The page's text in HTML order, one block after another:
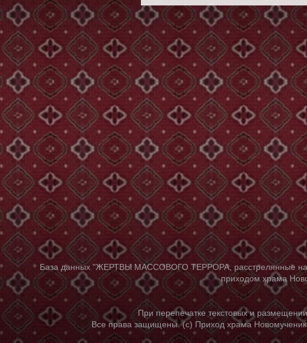
База данных "ЖЕРТВЫ МАССОВОГО ТЕРРОРА, расстрелянные на
приходом храма
При перепечатке текстовых и
Все права защищены. (с) Приход храма